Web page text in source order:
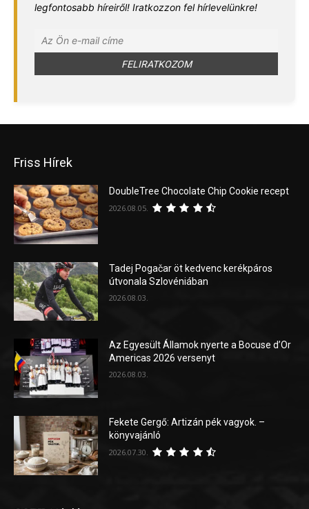
legfontosabb híreiről! Iratkozzon fel hírlevelünkre!
Friss Hírek
DoubleTree Chocolate Chip Cookie recept
2026.08.05.
Tadej Pogačar öt kedvenc kerékpáros
útvonala Szlovéniában
2026.08.03.
Az Egyesült Államok nyerte a Bocuse d’Or
Americas 2026 versenyt
2026.08.03.
Fekete Gergő: Artizán pék vagyok. –
könyvajánló
2026.07.30.